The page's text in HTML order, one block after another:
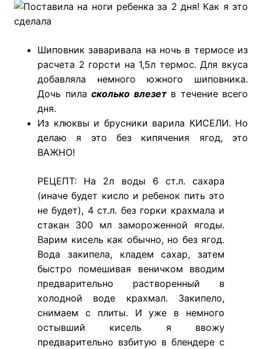
Шиповник заваривала на ночь в термосе из
расчета 2 горсти на 1,5л термос. Для вкуса
добавляла немного южного шиповника.
Дочь пила сколько влезетв течение всего
дня.
Из клюквы и брусники варила КИСЕЛИ. Но
делаю я это без кипячения ягод, это
ВАЖНО!
РЕЦЕПТ: На 2л воды 6 ст.л. сахара
(иначе будет кисло и ребенок пить это
не будет), 4 ст.л. без горки крахмала и
стакан 300 мл замороженной ягоды.
Варим кисель как обычно, но без ягод.
Вода закипела, кладем сахар, затем
быстро помешивая веничком вводим
предварительно растворенный в
холодной воде крахмал. Закипело,
снимаем с плиты. И уже в немного
остывший кисель я ввожу
предварительно взбитую в блендере с